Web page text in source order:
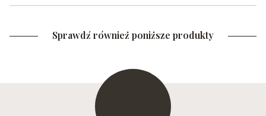
Sprawdź również poniższe produkty